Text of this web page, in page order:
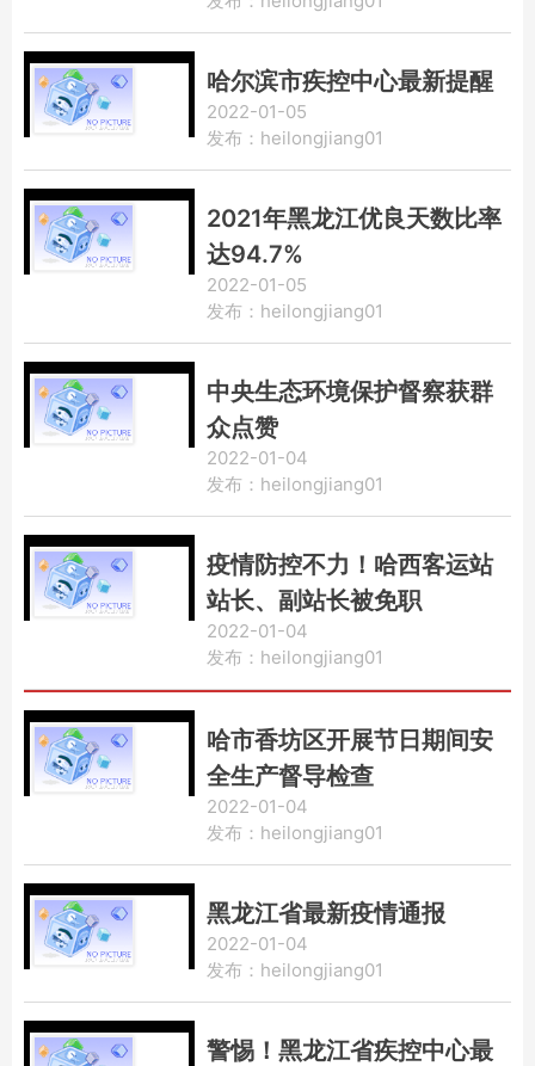
哈尔滨市疾控中心最新提醒
2022-01-05
发布：heilongjiang01
2021年黑龙江优良天数比率
达94.7%
2022-01-05
发布：heilongjiang01
中央生态环境保护督察获群
众点赞
2022-01-04
发布：heilongjiang01
疫情防控不力！哈西客运站
站长、副站长被免职
2022-01-04
发布：heilongjiang01
哈市香坊区开展节日期间安
全生产督导检查
2022-01-04
发布：heilongjiang01
黑龙江省最新疫情通报
2022-01-04
发布：heilongjiang01
警惕！黑龙江省疾控中心最